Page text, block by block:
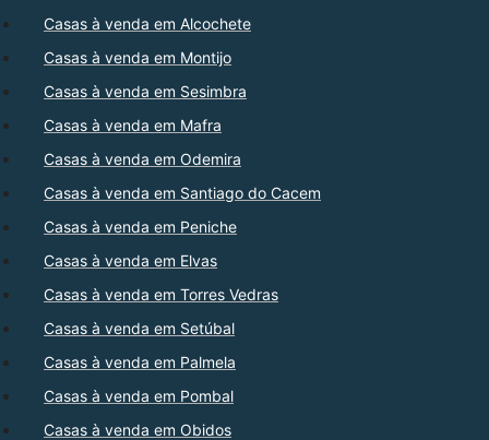
Casas à venda em Alcochete
Casas à venda em Montijo
Casas à venda em Sesimbra
Casas à venda em Mafra
Casas à venda em Odemira
Casas à venda em Santiago do Cacem
Casas à venda em Peniche
Casas à venda em Elvas
Casas à venda em Torres Vedras
Casas à venda em Setúbal
Casas à venda em Palmela
Casas à venda em Pombal
Casas à venda em Obidos